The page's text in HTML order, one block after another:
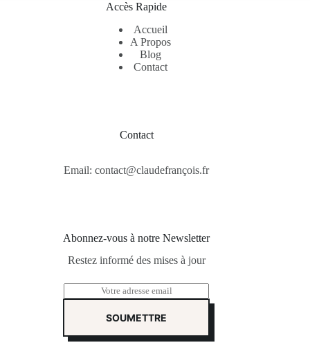
Accès Rapide
Accueil
A Propos
Blog
Contact
Contact
Email: contact@claudefrançois.fr
Abonnez-vous à notre Newsletter
Restez informé des mises à jour
m
l
SOUMETTRE